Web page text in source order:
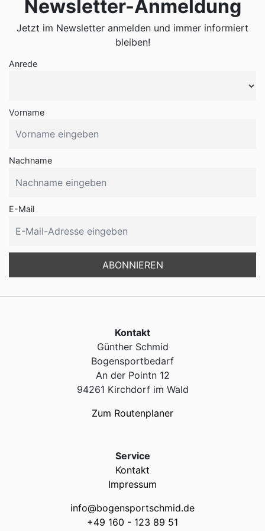
Newsletter-Anmeldung
Jetzt im Newsletter anmelden und immer informiert
bleiben!
Anrede
Vorname
Nachname
E-Mail
Kontakt
Günther Schmid
Bogensportbedarf
An der Pointn 12
94261 Kirchdorf im Wald
Zum Routenplaner
Service
Kontakt
Impressum
info@bogensportschmid.de
+49 160 - 123 89 51